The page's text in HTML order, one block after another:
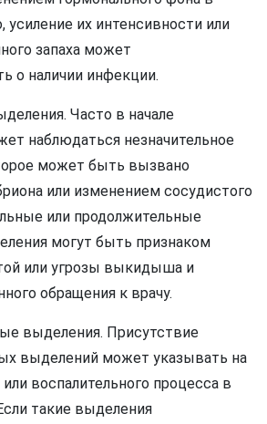
усиление их интенсивности или
запаха может
о наличии инфекции.
Часто в начале
наблюдаться незначительное
может быть вызвано
или изменением сосудистого
или продолжительные
могут быть признаком
или угрозы выкидыша и
обращения к врачу.
выделения. Присутствие
выделений может указывать на
воспалительного процесса в
такие выделения